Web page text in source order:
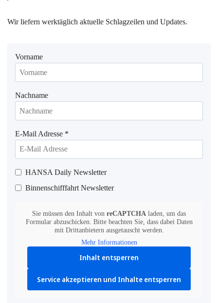
Wir liefern werktäglich aktuelle Schlagzeilen und Updates.
Vorname
Nachname
E-Mail Adresse *
HANSA Daily Newsletter
Binnenschifffahrt Newsletter
Sie müssen den Inhalt von reCAPTCHA laden, um das
Formular abzuschicken. Bitte beachten Sie, dass dabei Daten
mit Drittanbietern ausgetauscht werden.
Mehr Informationen
Inhalt entsperren
Service akzeptieren und Inhalte entsperren